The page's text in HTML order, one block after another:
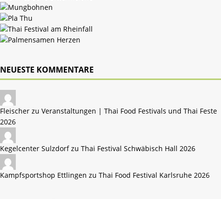
NEUESTE KOMMENTARE
Fleischer zu Veranstaltungen | Thai Food Festivals und Thai Feste
2026
Kegelcenter Sulzdorf zu Thai Festival Schwäbisch Hall 2026
Kampfsportshop Ettlingen zu Thai Food Festival Karlsruhe 2026